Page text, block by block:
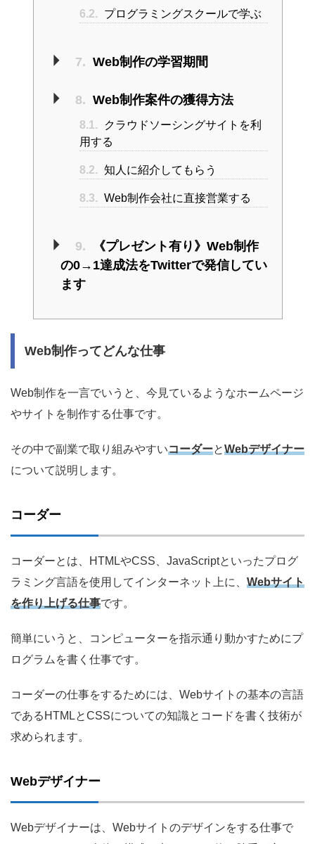
6.2. プログラミングスクールで学ぶ
7. Web制作の学習期間
8. Web制作案件の獲得方法
8.1.
クラウドソーシングサイトを利
用する
8.2. 知人に紹介してもらう
8.3. Web制作会社に直接営業する
9.
《プレゼント有り》Web制作
の0→1達成法をTwitterで発信してい
ます
Web制作ってどんな仕事
Web制作を一言でいうと、今見ているようなホームページ
やサイトを制作する仕事です。
その中で副業で取り組みやすいコーダーとWebデザイナー
について説明します。
コーダー
コーダーとは、HTMLやCSS、JavaScriptといったプログ
ラミング言語を使用してインターネット上に、 Webサイト
を作り上げる仕事です。
簡単にいうと、コンピューターを指示通り動かすためにプ
ログラムを書く仕事です。
コーダーの仕事をするためには、Webサイトの基本の言語
であるHTMLとCSSについての知識とコードを書く技術が
求められます。
Webデザイナー
Webデザイナーは、Webサイトのデザインをする仕事で